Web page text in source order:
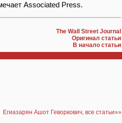
Associated Press.
The Wall Street Journal
Оригинал статьи
В начало статьи
Егиазарян Ашот Геворкович, все статьи»»